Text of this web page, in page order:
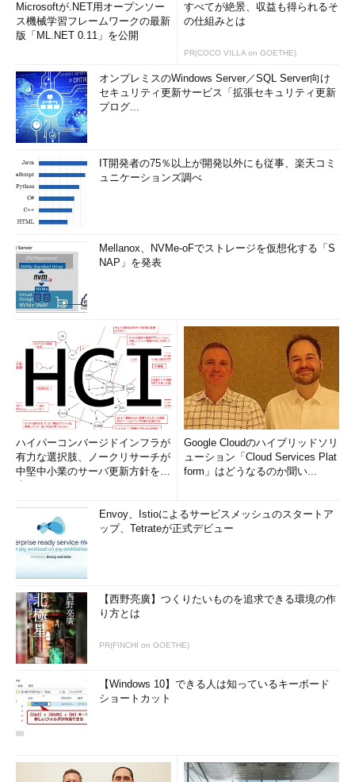
Microsoftが.NET用オープンソー
ス機械学習フレームワークの最新
版「ML.NET 0.11」を公開
すべてが絶景、収益も得られるそ
の仕組みとは
PR(COCO VILLA on GOETHE)
オンプレミスのWindows Server／SQL Server向け
セキュリティ更新サービス「拡張セキュリティ更新
プログ...
IT開発者の75％以上が開発以外にも従事、楽天コミ
ュニケーションズ調べ
Mellanox、NVMe-oFでストレージを仮想化する「S
NAP」を発表
ハイパーコンバージドインフラが
有力な選択肢、ノークリサーチが
中堅中小業のサーバ更新方針を調
Google Cloudのハイブリッドソリ
ューション「Cloud Services Plat
form」はどうなるのか聞い...
Envoy、Istioによるサービスメッシュのスタートア
ップ、Tetrateが正式デビュー
【西野亮廣】つくりたいものを追求できる環境の作
り方とは
PR(FINCHI on GOETHE)
【Windows 10】できる人は知っているキーボード
ショートカット